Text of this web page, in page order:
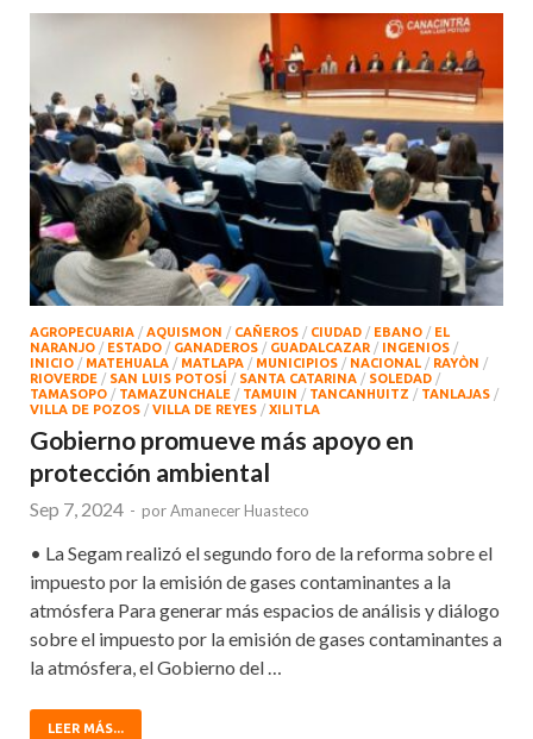
AGROPECUARIA / AQUISMON / CAÑEROS / CIUDAD / EBANO / EL
NARANJO / ESTADO / GANADEROS / GUADALCAZAR / INGENIOS /
INICIO / MATEHUALA / MATLAPA / MUNICIPIOS / NACIONAL / RAYÒN /
RIOVERDE / SAN LUIS POTOSÍ / SANTA CATARINA / SOLEDAD /
TAMASOPO / TAMAZUNCHALE / TAMUIN / TANCANHUITZ / TANLAJAS /
VILLA DE POZOS / VILLA DE REYES / XILITLA
Gobierno promueve más apoyo en
protección ambiental
Sep 7, 2024 - porAmanecer Huasteco
• La Segam realizó el segundo foro de la reforma sobre el
impuesto por la emisión de gases contaminantes a la
atmósfera Para generar más espacios de análisis y diálogo
sobre el impuesto por la emisión de gases contaminantes a
la atmósfera, el Gobierno del …
LEER MÁS...